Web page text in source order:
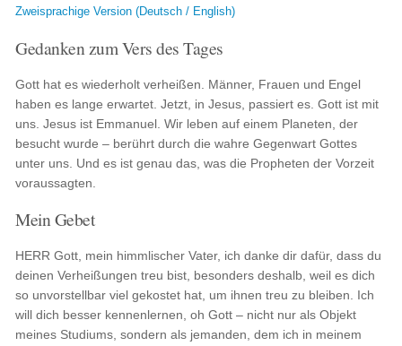
Zweisprachige Version (Deutsch / English)
Gedanken zum Vers des Tages
Gott hat es wiederholt verheißen. Männer, Frauen und Engel
haben es lange erwartet. Jetzt, in Jesus, passiert es. Gott ist mit
uns. Jesus ist Emmanuel. Wir leben auf einem Planeten, der
besucht wurde – berührt durch die wahre Gegenwart Gottes
unter uns. Und es ist genau das, was die Propheten der Vorzeit
voraussagten.
Mein Gebet
HERR Gott, mein himmlischer Vater, ich danke dir dafür, dass du
deinen Verheißungen treu bist, besonders deshalb, weil es dich
so unvorstellbar viel gekostet hat, um ihnen treu zu bleiben. Ich
will dich besser kennenlernen, oh Gott – nicht nur als Objekt
meines Studiums, sondern als jemanden, dem ich in meinem